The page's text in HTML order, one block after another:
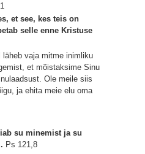
et see, kes teis on
selle enne Kristuse
läheb vaja mitme inimliku
et mõistaksime Sinu
Ole meile siis
ja ehita meie elu oma
su minemist ja su
Ps 121,8